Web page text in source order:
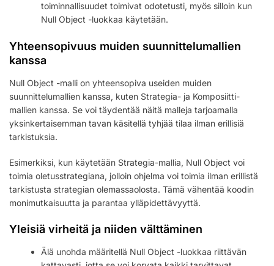
toiminnallisuudet toimivat odotetusti, myös silloin kun
Null Object -luokkaa käytetään.
Yhteensopivuus muiden suunnittelumallien
kanssa
Null Object -malli on yhteensopiva useiden muiden
suunnittelumallien kanssa, kuten Strategia- ja Komposiitti-
mallien kanssa. Se voi täydentää näitä malleja tarjoamalla
yksinkertaisemman tavan käsitellä tyhjää tilaa ilman erillisiä
tarkistuksia.
Esimerkiksi, kun käytetään Strategia-mallia, Null Object voi
toimia oletusstrategiana, jolloin ohjelma voi toimia ilman erillistä
tarkistusta strategian olemassaolosta. Tämä vähentää koodin
monimutkaisuutta ja parantaa ylläpidettävyyttä.
Yleisiä virheitä ja niiden välttäminen
Älä unohda määritellä Null Object -luokkaa riittävän